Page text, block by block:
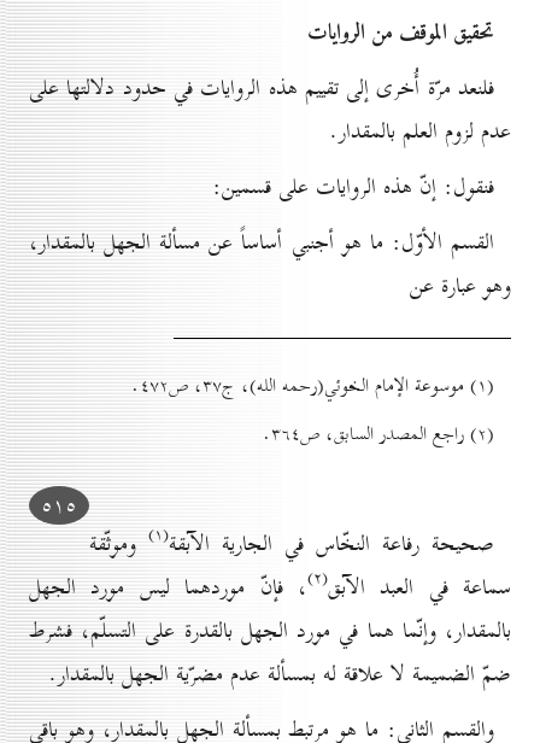
تحقيق الموقف من الروايات
فلنعد مرّة أُخرى إلى تقييم هذه الروايات في حدود دلالتها على
عدم لزوم العلم بالمقدار.
فنقول: إنّ هذه الروايات على قسمين:
القسم الأوّل: ما هو أجنبي أساساً عن مسألة الجهل بالمقدار،
وهو عبارة عن
(۱) موسوعة الإمام الخوئي(رحمه الله)، ج۳۷، ص٤۷۲.
(۲) راجع المصدر السابق، ص۳٦٤.
٥۱٥
صحيحة رفاعة النخّاس في الجارية الآبقة(۱)
وموثّقة
سماعة في العبد الآبق(۲) ، فإنّ موردهما ليس مورد الجهل
بالمقدار، وإنّما هما في مورد الجهل بالقدرة على التسلّم، فشرط
ضمّ الضميمة لا علاقة له بمسألة عدم مضرّية الجهل بالمقدار.
والقسم الثاني: ما هو مرتبط بمسألة الجهل بالمقدار، وهو باقي